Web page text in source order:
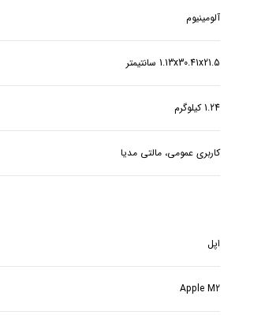
آلومینیوم
1.13x30.41x21.5 سانتیمتر
1.24 کیلوگرم
کاربری عمومی، مالتی مدیا
اپل
Apple M2